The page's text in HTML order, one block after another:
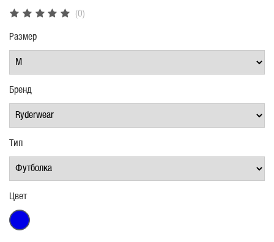
(0)
Размер
Цвет
Бренд
Тип